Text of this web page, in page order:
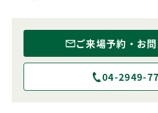
ご来場予約・お
04-2949-